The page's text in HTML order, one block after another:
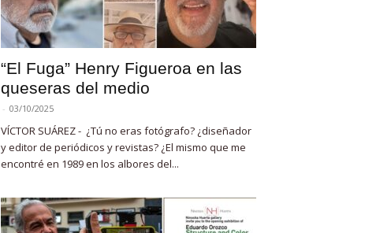
“El Fuga” Henry Figueroa en las
queseras del medio
- 03/10/2025
VÍCTOR SUÁREZ - ¿Tú no eras fotógrafo? ¿diseñador
y editor de periódicos y revistas? ¿El mismo que me
encontré en 1989 en los albores del...